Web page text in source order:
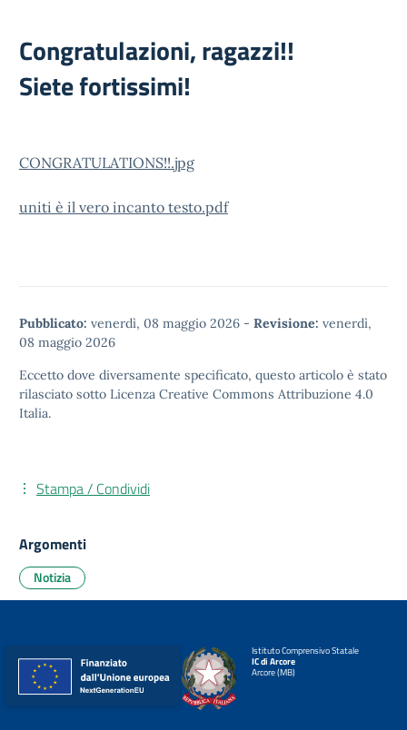
Congratulazioni, ragazzi!!
Siete fortissimi!
CONGRATULATIONS!!.jpg
uniti è il vero incanto testo.pdf
Pubblicato: venerdì, 08 maggio 2026 - Revisione: venerdì,
08 maggio 2026
Eccetto dove diversamente specificato, questo articolo è stato
rilasciato sotto Licenza Creative Commons Attribuzione 4.0
Italia.
Stampa / Condividi
Argomenti
Notizia
Istituto Comprensivo Statale
IC di Arcore
Arcore (MB)